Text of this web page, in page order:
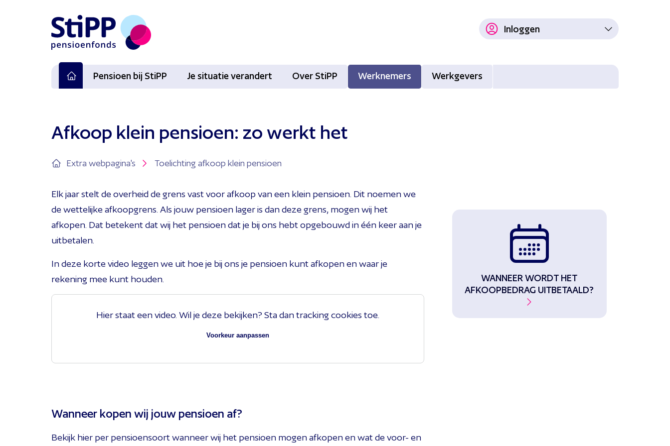
Pensioen bij StiPP Je situatie verandert Over StiPP Werknemers Werkgevers
Inloggen
Afkoop klein pensioen: zo werkt het
Extra webpagina's Toelichting afkoop klein pensioen
Elk jaar stelt de overheid de grens vast voor afkoop van een klein pensioen. Dit noemen we
de wettelijke afkoopgrens. Als jouw pensioen lager is dan deze grens, mogen wij het
afkopen. Dat betekent dat wij het pensioen dat je bij ons hebt opgebouwd in één keer aan je
uitbetalen.
In deze korte video leggen we uit hoe je bij ons je pensioen kunt afkopen en waar je
rekening mee kunt houden.
Hier staat een video. Wil je deze bekijken? Sta dan tracking cookies toe.
Voorkeur aanpassen
Wanneer kopen wij jouw pensioen af?
Bekijk hier per pensioensoort wanneer wij het pensioen mogen afkopen en wat de voor- en
WANNEER WORDT HET
AFKOOPBEDRAG UITBETAALD?